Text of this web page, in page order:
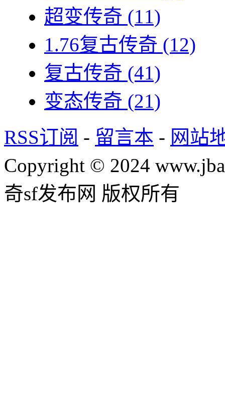
超变传奇 (11)
1.76复古传奇 (12)
复古传奇 (41)
变态传奇 (21)
RSS订阅 - 留言本 - 网站
Copyright © 2024
奇sf发布网 版权所有